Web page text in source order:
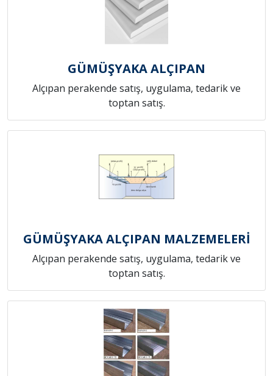
GÜMÜŞYAKA ALÇIPAN
Alçıpan perakende satış, uygulama, tedarik ve
toptan satış.
GÜMÜŞYAKA ALÇIPAN MALZEMELERİ
Alçıpan perakende satış, uygulama, tedarik ve
toptan satış.